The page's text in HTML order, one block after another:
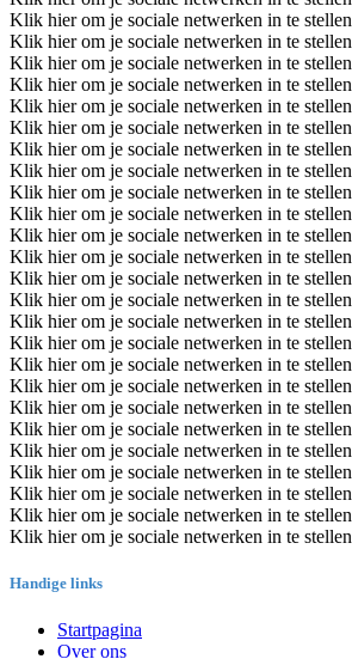
Klik hier om je sociale netwerken in te stellen
Klik hier om je sociale netwerken in te stellen
Klik hier om je sociale netwerken in te stellen
Klik hier om je sociale netwerken in te stellen
Klik hier om je sociale netwerken in te stellen
Klik hier om je sociale netwerken in te stellen
Klik hier om je sociale netwerken in te stellen
Klik hier om je sociale netwerken in te stellen
Klik hier om je sociale netwerken in te stellen
Klik hier om je sociale netwerken in te stellen
Klik hier om je sociale netwerken in te stellen
Klik hier om je sociale netwerken in te stellen
Klik hier om je sociale netwerken in te stellen
Klik hier om je sociale netwerken in te stellen
Klik hier om je sociale netwerken in te stellen
Klik hier om je sociale netwerken in te stellen
Klik hier om je sociale netwerken in te stellen
Klik hier om je sociale netwerken in te stellen
Klik hier om je sociale netwerken in te stellen
Klik hier om je sociale netwerken in te stellen
Klik hier om je sociale netwerken in te stellen
Klik hier om je sociale netwerken in te stellen
Klik hier om je sociale netwerken in te stellen
Klik hier om je sociale netwerken in te stellen
Klik hier om je sociale netwerken in te stellen
Handige links
Startpagina
Over ons